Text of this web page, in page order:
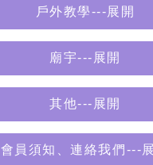
戶外教學---展開
廟宇---展開
其他---展開
會員須知、連絡我們---